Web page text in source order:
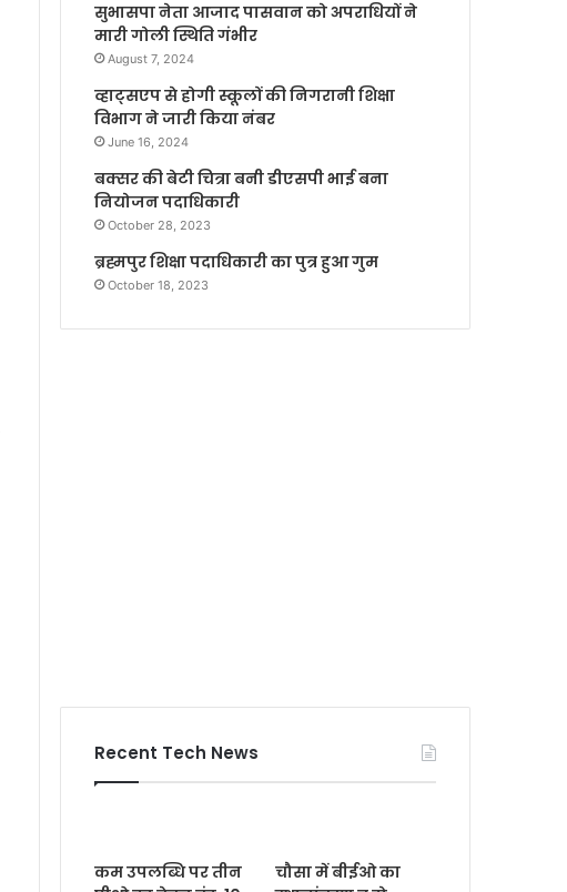
सुभासपा नेता आजाद पासवान को अपराधियों ने
मारी गोली स्थिति गंभीर
August 7, 2024
व्हाट्सएप से होगी स्कूलों की निगरानी शिक्षा
विभाग ने जारी किया नंबर
June 16, 2024
बक्सर की बेटी चित्रा बनी डीएसपी भाई बना
नियोजन पदाधिकारी
October 28, 2023
ब्रह्मपुर शिक्षा पदाधिकारी का पुत्र हुआ गुम
October 18, 2023
Recent Tech News
कम उपलब्धि पर तीन
चौसा में बीईओ का